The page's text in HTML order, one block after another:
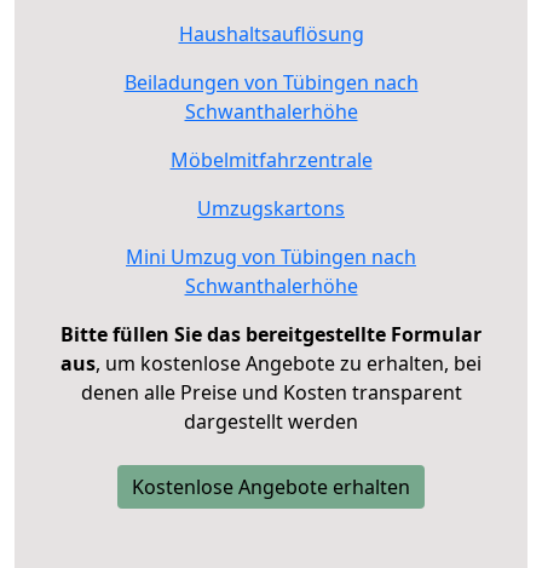
Haushaltsauflösung
Beiladungen von Tübingen nach
Schwanthalerhöhe
Möbelmitfahrzentrale
Umzugskartons
Mini Umzug von Tübingen nach
Schwanthalerhöhe
Bitte füllen Sie das bereitgestellte Formular
aus, um kostenlose Angebote zu erhalten, bei
denen alle Preise und Kosten transparent
dargestellt werden
Kostenlose Angebote erhalten